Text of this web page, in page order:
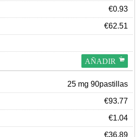
€0.93
€62.51
AÑADIR
25 mg 90pastillas
€93.77
€1.04
€36.89